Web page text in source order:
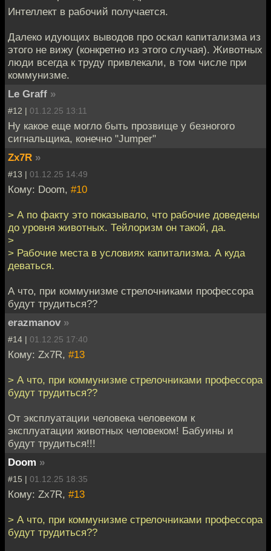
Интеллект в рабочий получается.
Далеко идующих выводов про оскал капитализма из
этого не вижу (конкретно из этого случая). Животных
люди всегда к труду привлекали, в том числе при
коммунизме.
Le Graff »
#12 | 01.12.25 13:11
Ну какое еще могло быть прозвище у безногого
сигнальщика, конечно "Jumper"
Zx7R »
#13 | 01.12.25 14:49
Кому: Doom, #10
> А по факту это показывало, что рабочие доведены
до уровня животных. Тейлоризм он такой, да.
>
> Рабочие места в условиях капитализма. А куда
деваться.
А что, при коммунизме стрелочниками профессора
будут трудиться??
erazmanov »
#14 | 01.12.25 17:40
Кому: Zx7R, #13
> А что, при коммунизме стрелочниками профессора
будут трудиться??
От эксплуатации человека человеком к
эксплуатации животных человеком! Бабуины и
будут трудиться!!!
Doom »
#15 | 01.12.25 18:35
Кому: Zx7R, #13
> А что, при коммунизме стрелочниками профессора
будут трудиться??